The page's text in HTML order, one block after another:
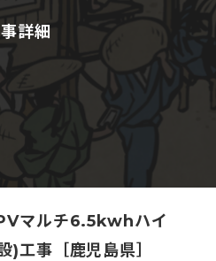
詳細
マルチ6.5kwhハイ
)工事［鹿児島県］